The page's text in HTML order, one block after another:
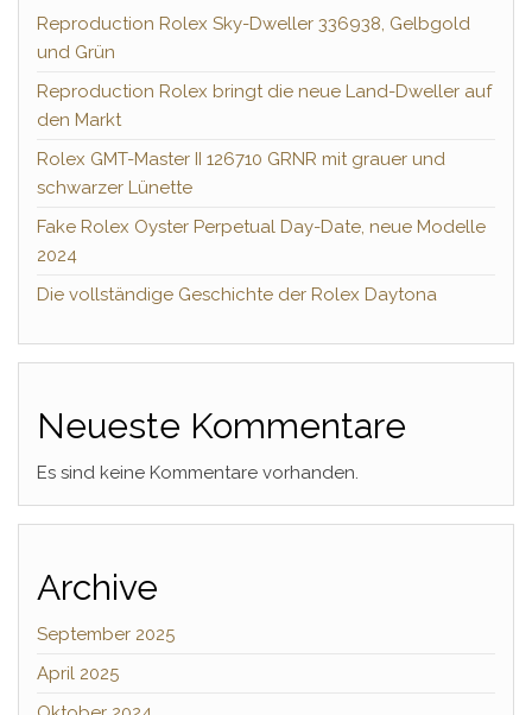
Reproduction Rolex Sky-Dweller 336938, Gelbgold
und Grün
Reproduction Rolex bringt die neue Land-Dweller auf
den Markt
Rolex GMT-Master II 126710 GRNR mit grauer und
schwarzer Lünette
Fake Rolex Oyster Perpetual Day-Date, neue Modelle
2024
Die vollständige Geschichte der Rolex Daytona
Neueste Kommentare
Es sind keine Kommentare vorhanden.
Archive
September 2025
April 2025